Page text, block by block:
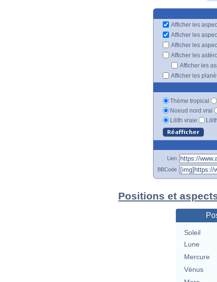
Afficher les
Afficher les
Afficher les
Afficher les
Afficher les
Afficher les
Thème tropical
Noeud nord vrai
Lilith vraie
Lien
BBCode
Positions et
Soleil
Lune
Mercure
Vénus